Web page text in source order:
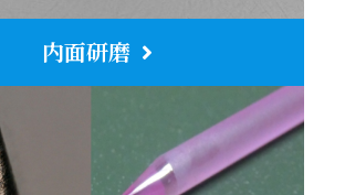
内面研磨